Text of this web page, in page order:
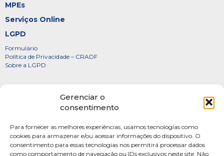
Gerenciar o
consentimento
Para fornecer as melhores experiências, usamos tecnologias como
cookies para armazenar e/ou acessar informações do dispositivo. O
consentimento para essas tecnologias nos permitirá processar dados
como comportamento de navegação ou IDs exclusivos neste site. Não
MPEs
Serviços Online
LGPD
Formulário
Política de Privacidade – CRADF
Sobre a LGPD
Diretoria
FOTOS